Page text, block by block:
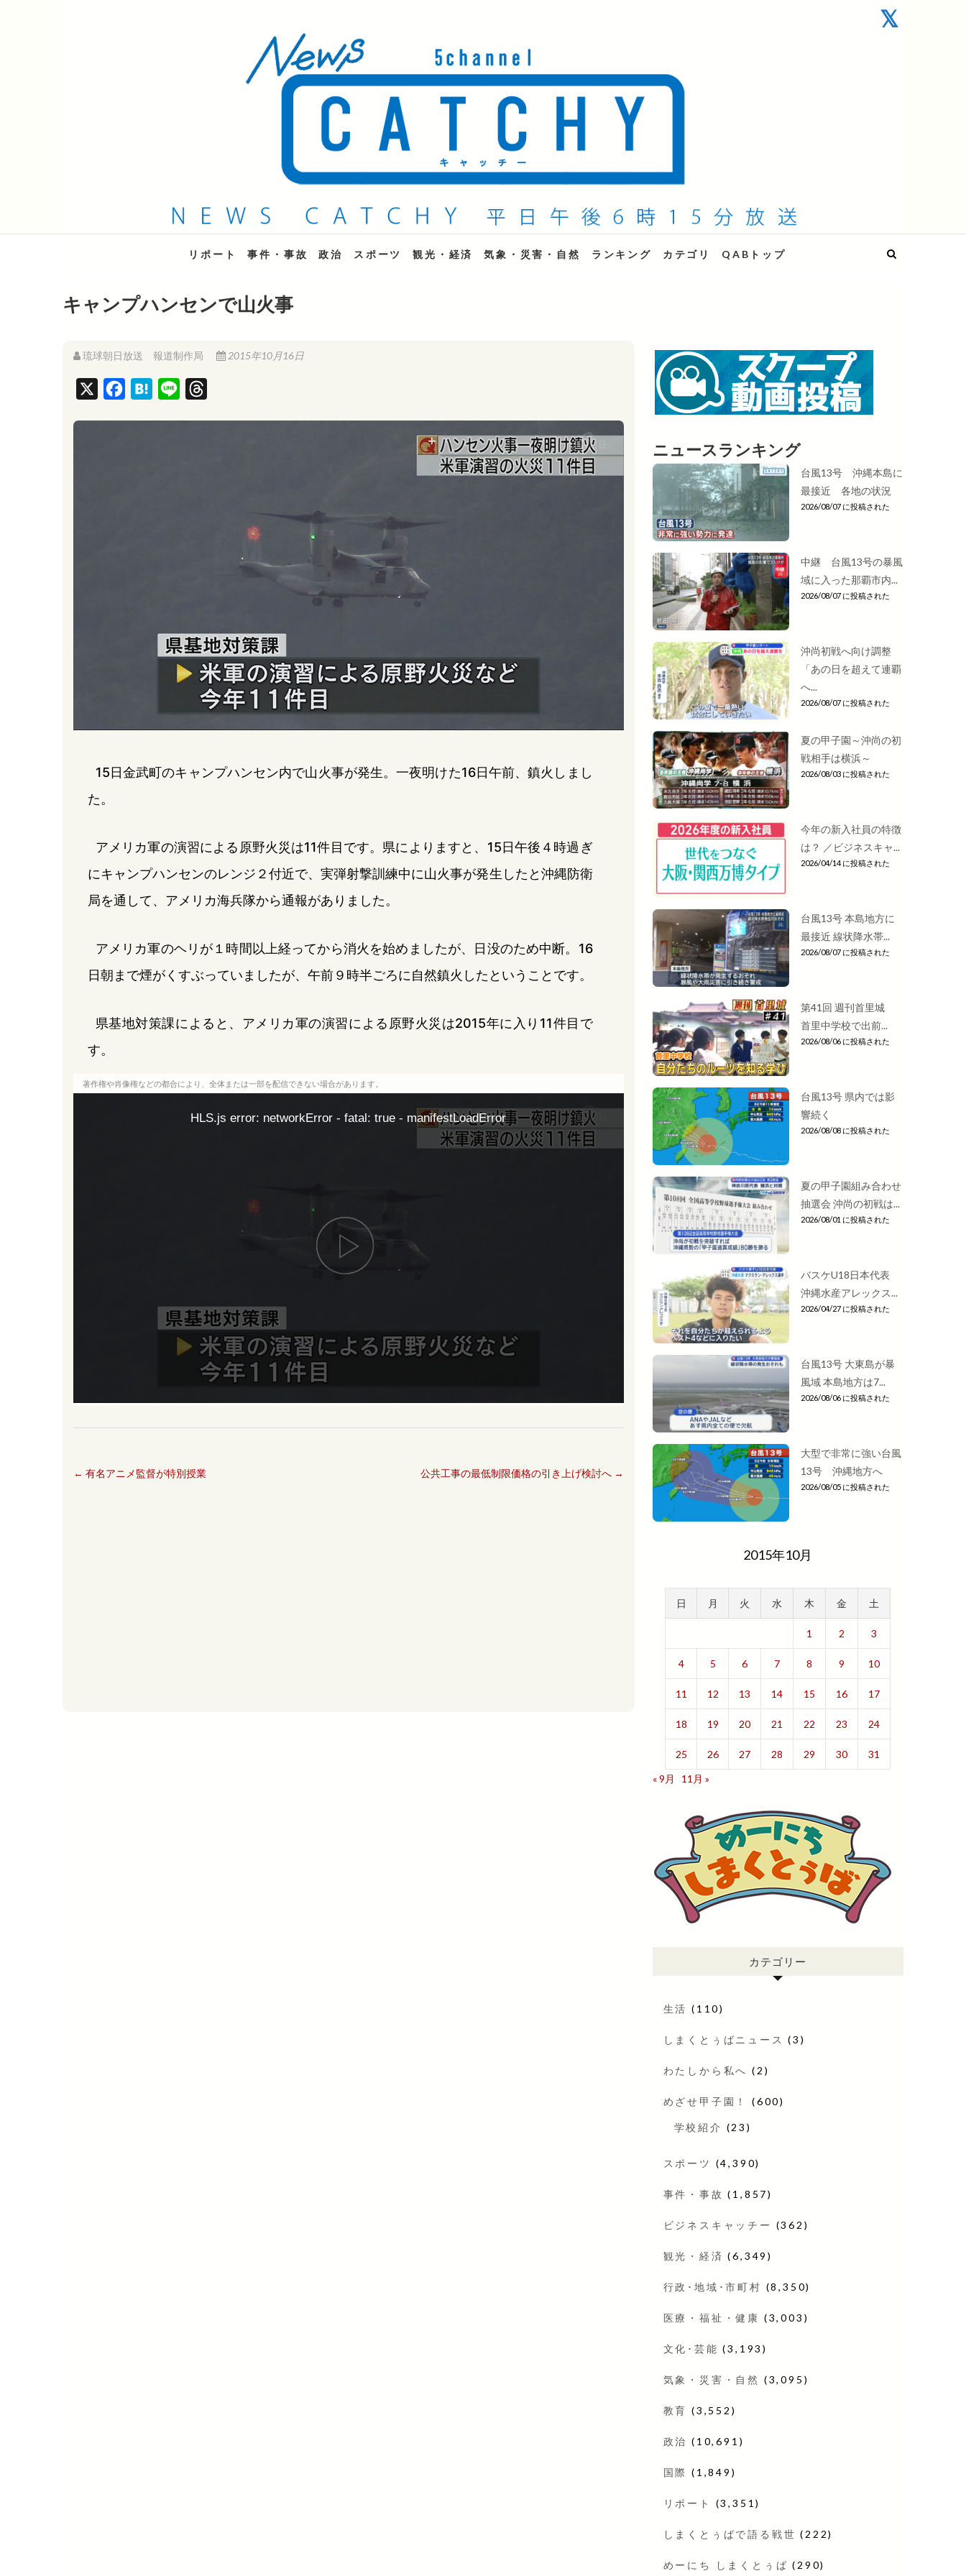
QAB NEWS Headline
キャッチー 月曜〜金曜 午後6時15分放送
リポート 事件・事故 政治 スポーツ 観光・経済 気象・災害・自然 ランキング カテゴリ QABトップ
キャンプハンセンで山火事
琉球朝日放送 報道制作局 2015年10月16日
H
15日金武町のキャンプハンセン内で山火事が発生。一夜明けた16日午前、鎮火しまし
た。
アメリカ軍の演習による原野火災は11件目です。県によりますと、15日午後４時過ぎ
にキャンプハンセンのレンジ２付近で、実弾射撃訓練中に山火事が発生したと沖縄防衛
局を通して、アメリカ海兵隊から通報がありました。
アメリカ軍のヘリが１時間以上経ってから消火を始めましたが、日没のため中断。16
日朝まで煙がくすぶっていましたが、午前９時半ごろに自然鎮火したということです。
県基地対策課によると、アメリカ軍の演習による原野火災は2015年に入り11件目で
す。
著作権や肖像権などの都合により、全体または一部を配信できない場合があります。
HLS.js error: networkError - fatal: true - manifestLoadError
← 有名アニメ監督が特別授業 公共工事の最低制限価格の引き上げ検討へ →
ニュースランキング
台風13号 沖縄本島に
最接近 各地の状況
2026/08/07 に投稿された
中継 台風13号の暴風
域に入った那覇市内...
2026/08/07 に投稿された
沖尚初戦へ向け調整
「あの日を超えて連覇
へ...
2026/08/07 に投稿された
夏の甲子園～沖尚の初
戦相手は横浜～
2026/08/03 に投稿された
今年の新入社員の特徴
は？ ／ビジネスキャ...
2026/04/14 に投稿された
台風13号 本島地方に
最接近 線状降水帯...
2026/08/07 に投稿された
第41回 週刊首里城
首里中学校で出前...
2026/08/06 に投稿された
台風13号 県内では影
響続く
2026/08/08 に投稿された
夏の甲子園組み合わせ
抽選会 沖尚の初戦は...
2026/08/01 に投稿された
バスケU18日本代表
沖縄水産アレックス...
2026/04/27 に投稿された
台風13号 大東島が暴
風域 本島地方は7...
2026/08/06 に投稿された
大型で非常に強い台風
13号 沖縄地方へ
2026/08/05 に投稿された
2015年10月
日 月 火 水 木 金 土
1 2 3
4 5 6 7 8 9 10
11 12 13 14 15 16 17
18 19 20 21 22 23 24
25 26 27 28 29 30
31
« 9月
11月 »
カテゴリー
生活 (110)
しまくとぅばニュース (3)
わたしから私へ (2)
めざせ甲子園！ (600)
学校紹介 (23)
スポーツ (4,390)
事件・事故 (1,857)
ビジネスキャッチー (362)
観光・経済 (6,349)
行政･地域･市町村 (8,350)
医療・福祉・健康 (3,003)
文化･芸能 (3,193)
気象・災害・自然 (3,095)
教育 (3,552)
政治 (10,691)
国際 (1,849)
リポート (3,351)
しまくとぅばで語る戦世 (222)
めーにち しまくとぅば (290)